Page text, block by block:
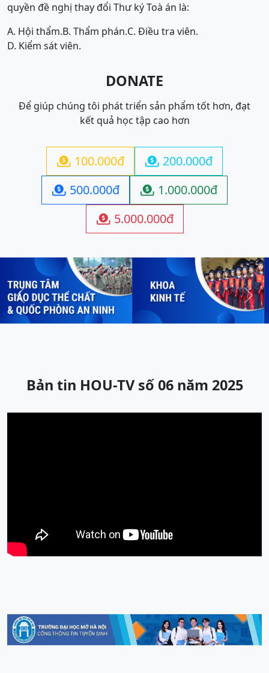
quyền đề nghị thay đổi Thư ký Toà án là:
A. Hội thẩm.B. Thẩm phán.C. Điều tra viên.
D. Kiểm sát viên.
DONATE
Để giúp chúng tôi phát triển sản phẩm tốt hơn, đạt
kết quả học tập cao hơn
 100.000đ  200.000đ
 500.000đ  1.000.000đ
 5.000.000đ
Previous Next
Bản tin HOU-TV số 06 năm 2025